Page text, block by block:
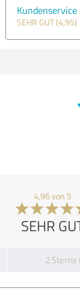
Kundenservice
SEHR GUT (4,95)
4,96 von 5
SEHR
2 Sterne